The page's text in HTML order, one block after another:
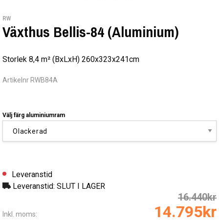
RW
Växthus Bellis-84 (Aluminium)
Storlek 8,4 m² (BxLxH) 260x323x241cm
Artikelnr RWB84A
Välj färg aluminiumram
Leveranstid
Leveranstid: SLUT I LAGER
Inkl. moms:
16.440kr
14.795kr